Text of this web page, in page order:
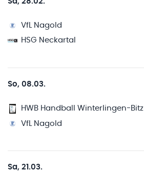
VfL Nagold
HSG Neckartal
So, 08.03.
HWB Handball Winterlingen-Bitz
VfL Nagold
Sa, 21.03.